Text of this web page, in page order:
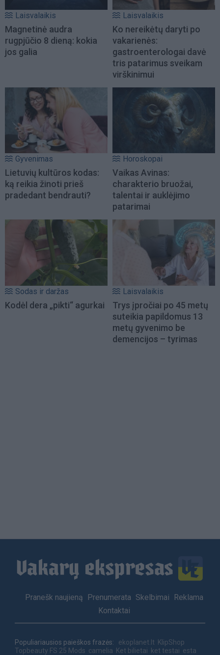
Laisvalaikis
Magnetinė audra
rugpjūčio 8 dieną: kokia
jos galia
Laisvalaikis
Ko nereikėtų daryti po
vakarienės:
gastroenterologai davė
tris patarimus sveikam
virškinimui
Gyvenimas
Lietuvių kultūros kodas:
ką reikia žinoti prieš
pradedant bendrauti?
Horoskopai
Vaikas Avinas:
charakterio bruožai,
talentai ir auklėjimo
patarimai
Sodas ir daržas
Kodėl dera „pikti“ agurkai
Laisvalaikis
Trys įpročiai po 45 metų
suteikia papildomus 13
metų gyvenimo be
demencijos – tyrimas
Footer
Pranešk naujieną Prenumerata Skelbimai
Reklama
Kontaktai
Populiariausios paieškos frazės: ekoplanet.lt KlipShop
Topbeauty FS 25 Mods camelia Ket bilietai ket testai esta